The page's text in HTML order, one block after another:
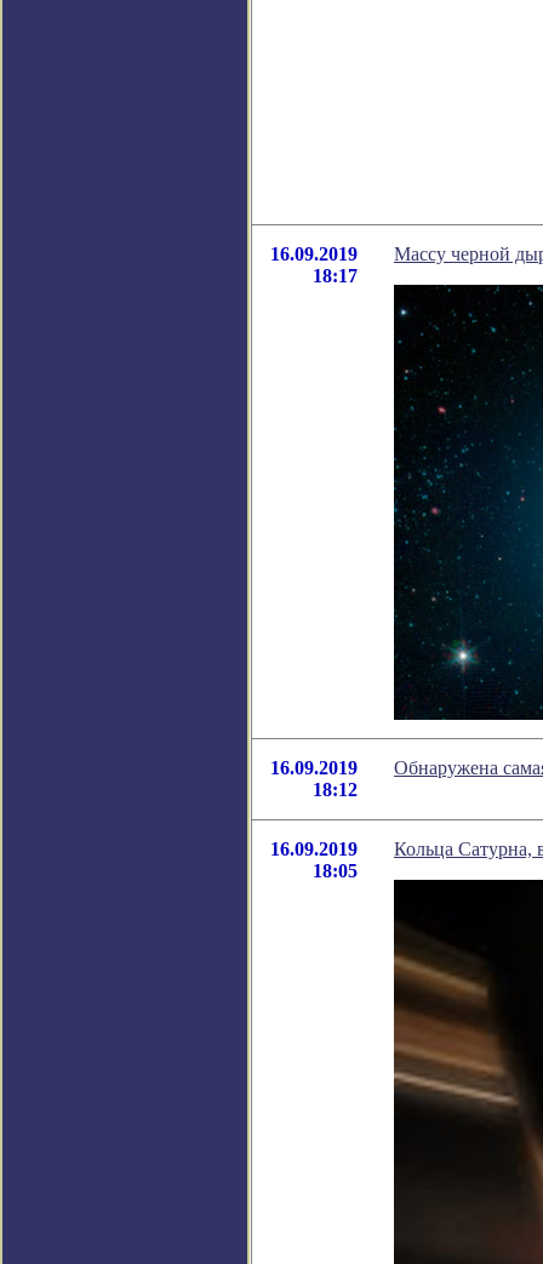
16.09.2019
18:17
Массу черной
16.09.2019
18:12
Обнаружена
16.09.2019
18:05
Кольца Сатурна,